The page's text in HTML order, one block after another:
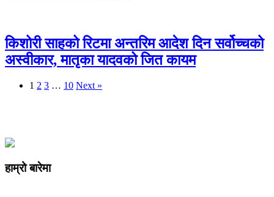
किशोरी साहको रिटमा अन्तरिम आदेश दिन सर्वोच्चको
अस्वीकार, मातृका यादवको जित कायम
1 2 3 … 10 Next »
हाम्रो बारेमा